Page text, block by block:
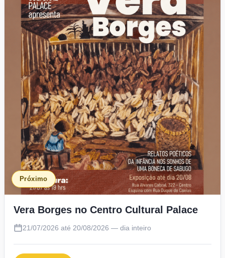
Próximo
Vera Borges no Centro Cultural Palace
21/07/2026 até 20/08/2026 — dia inteiro